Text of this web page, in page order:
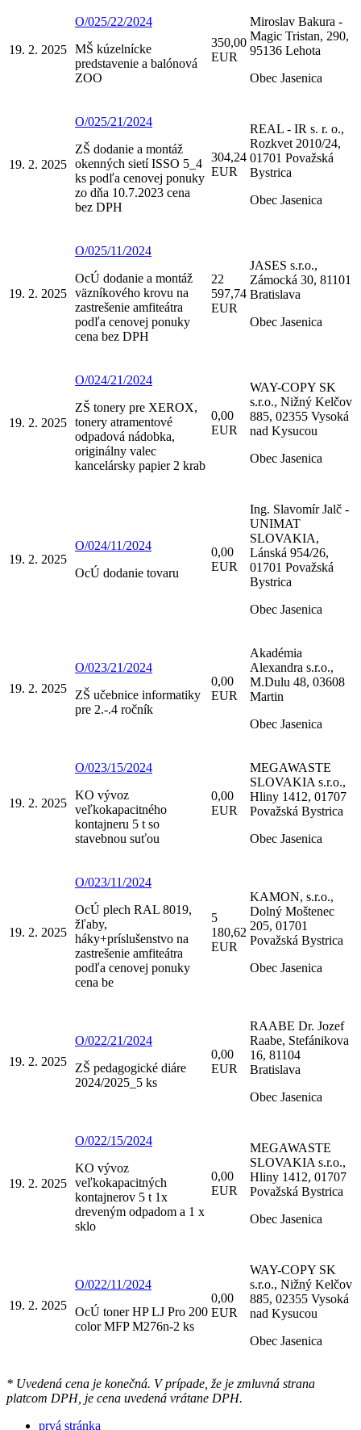
19. 2. 2025
O/025/22/2024
MŠ kúzelnícke
predstavenie a balónová
ZOO
350,00
EUR
Miroslav Bakura -
Magic Tristan, 290,
95136 Lehota
Obec Jasenica
19. 2. 2025
O/025/21/2024
ZŠ dodanie a montáž
okenných sietí ISSO 5_4
ks podľa cenovej ponuky
zo dňa 10.7.2023 cena
bez DPH
304,24
EUR
REAL - IR s. r. o.,
Rozkvet 2010/24,
01701 Považská
Bystrica
Obec Jasenica
19. 2. 2025
O/025/11/2024
OcÚ dodanie a montáž
väzníkového krovu na
zastrešenie amfiteátra
podľa cenovej ponuky
cena bez DPH
22
597,74
EUR
JASES s.r.o.,
Zámocká 30, 81101
Bratislava
Obec Jasenica
19. 2. 2025
O/024/21/2024
ZŠ tonery pre XEROX,
tonery atramentové
odpadová nádobka,
originálny valec
kancelársky papier 2 krab
0,00
EUR
WAY-COPY SK
s.r.o., Nižný Kelčov
885, 02355 Vysoká
nad Kysucou
Obec Jasenica
19. 2. 2025
O/024/11/2024
OcÚ dodanie tovaru
0,00
EUR
Ing. Slavomír Jalč -
UNIMAT
SLOVAKIA,
Lánská 954/26,
01701 Považská
Bystrica
Obec Jasenica
19. 2. 2025
O/023/21/2024
ZŠ učebnice informatiky
pre 2.-.4 ročník
0,00
EUR
Akadémia
Alexandra s.r.o.,
M.Dulu 48, 03608
Martin
Obec Jasenica
19. 2. 2025
O/023/15/2024
KO vývoz
veľkokapacitného
kontajneru 5 t so
stavebnou suťou
0,00
EUR
MEGAWASTE
SLOVAKIA s.r.o.,
Hliny 1412, 01707
Považská Bystrica
Obec Jasenica
19. 2. 2025
O/023/11/2024
OcÚ plech RAL 8019,
žľaby,
háky+príslušenstvo na
zastrešenie amfiteátra
podľa cenovej ponuky
cena be
5
180,62
EUR
KAMON, s.r.o.,
Dolný Moštenec
205, 01701
Považská Bystrica
Obec Jasenica
19. 2. 2025
O/022/21/2024
ZŠ pedagogické diáre
2024/2025_5 ks
0,00
EUR
RAABE Dr. Jozef
Raabe, Stefánikova
16, 81104
Bratislava
Obec Jasenica
19. 2. 2025
O/022/15/2024
KO vývoz
veľkokapacitných
kontajnerov 5 t 1x
dreveným odpadom a 1 x
sklo
0,00
EUR
MEGAWASTE
SLOVAKIA s.r.o.,
Hliny 1412, 01707
Považská Bystrica
Obec Jasenica
19. 2. 2025
O/022/11/2024
OcÚ toner HP LJ Pro 200
color MFP M276n-2 ks
0,00
EUR
WAY-COPY SK
s.r.o., Nižný Kelčov
885, 02355 Vysoká
nad Kysucou
Obec Jasenica
* Uvedená cena je konečná. V prípade, že je zmluvná strana
platcom DPH, je cena uvedená vrátane DPH.
prvá stránka